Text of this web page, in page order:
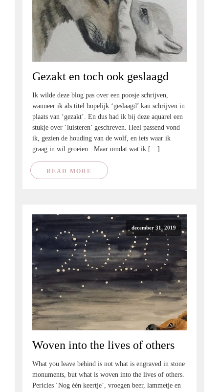
Gezakt en toch ook geslaagd
Ik wilde deze blog pas over een poosje schrijven,
wanneer ik als titel hopelijk ‘geslaagd’ kan schrijven in
plaats van ‘gezakt’. En dus had ik bij deze aquarel een
stukje over ‘luisteren’ geschreven. Heel passend vond
ik, gezien de houding van de wolf, en iets waar ik
graag in wil groeien. Maar omdat wat ik […]
READ MORE
december 31, 2019
Woven into the lives of others
What you leave behind is not what is engraved in stone
monuments, but what is woven into the lives of others.
Pericles ‘Nog één keertje’, vroegen beer, lammetje en